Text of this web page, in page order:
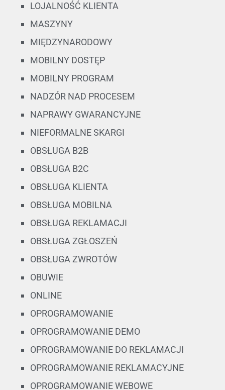
LOJALNOŚĆ KLIENTA
MASZYNY
MIĘDZYNARODOWY
MOBILNY DOSTĘP
MOBILNY PROGRAM
NADZÓR NAD PROCESEM
NAPRAWY GWARANCYJNE
NIEFORMALNE SKARGI
OBSŁUGA B2B
OBSŁUGA B2C
OBSŁUGA KLIENTA
OBSŁUGA MOBILNA
OBSŁUGA REKLAMACJI
OBSŁUGA ZGŁOSZEŃ
OBSŁUGA ZWROTÓW
OBUWIE
ONLINE
OPROGRAMOWANIE
OPROGRAMOWANIE DEMO
OPROGRAMOWANIE DO REKLAMACJI
OPROGRAMOWANIE REKLAMACYJNE
OPROGRAMOWANIE WEBOWE